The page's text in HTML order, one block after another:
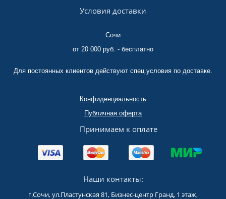
Условия доставки
Сочи
от 20 000 руб. - бесплатно
Для постоянных клиентов действуют спец.условия по доставке.
Конфиденциальность
Публичная оферта
Принимаем к оплате
Наши контакты:
г.Сочи, ул.Пластунская 81, Бизнес-центр Гранд, 1 этаж,